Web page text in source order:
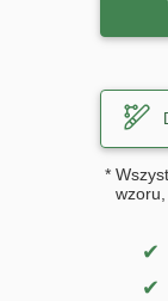
*
✔
✔